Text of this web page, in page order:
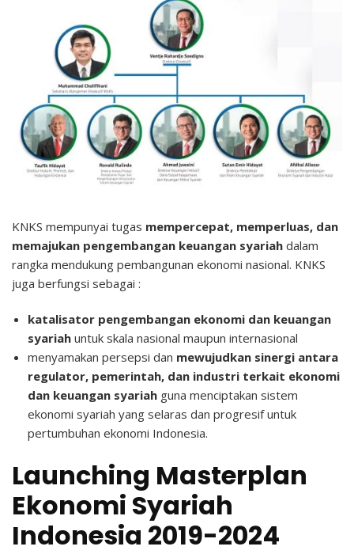
KNKS mempunyai tugas mempercepat, memperluas, dan
memajukan pengembangan keuangan syariah dalam
rangka mendukung pembangunan ekonomi nasional. KNKS
juga berfungsi sebagai :
katalisator pengembangan ekonomi dan keuangan
syariah untuk skala nasional maupun internasional
menyamakan persepsi dan mewujudkan sinergi antara
regulator, pemerintah, dan industri terkait ekonomi
dan keuangan syariah guna menciptakan sistem
ekonomi syariah yang selaras dan progresif untuk
pertumbuhan ekonomi Indonesia.
Launching Masterplan
Ekonomi Syariah
Indonesia 2019-2024